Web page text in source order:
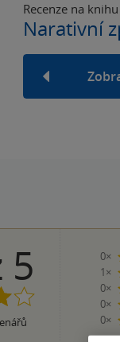
Recenze na knihu
Narativní
5 0×
1×
0×
0×
0×